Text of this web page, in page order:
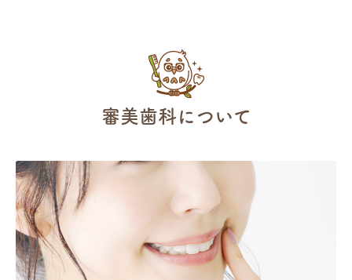
審美歯科について